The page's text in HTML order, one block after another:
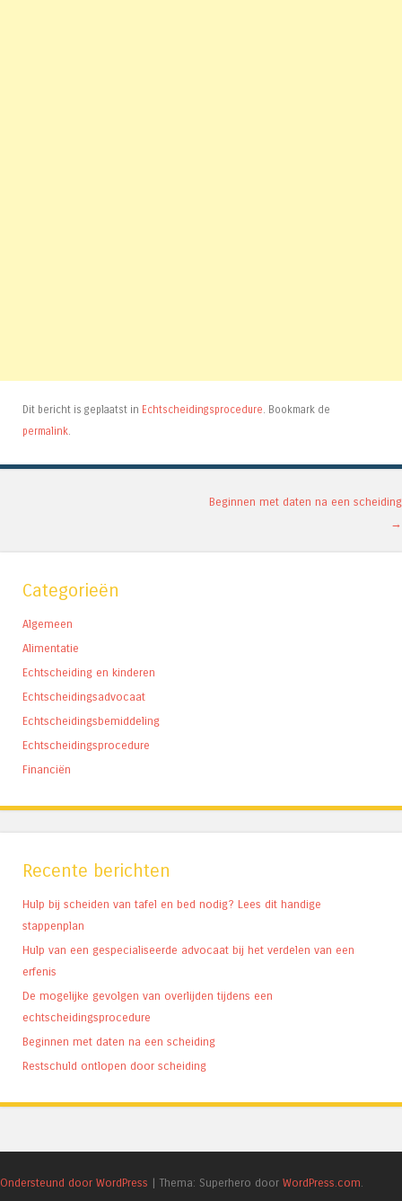
Dit bericht is geplaatst in Echtscheidingsprocedure. Bookmark de
permalink.
Beginnen met daten na een scheiding
→
Categorieën
Algemeen
Alimentatie
Echtscheiding en kinderen
Echtscheidingsadvocaat
Echtscheidingsbemiddeling
Echtscheidingsprocedure
Financiën
Recente berichten
Hulp bij scheiden van tafel en bed nodig? Lees dit handige
stappenplan
Hulp van een gespecialiseerde advocaat bij het verdelen van een
erfenis
De mogelijke gevolgen van overlijden tijdens een
echtscheidingsprocedure
Beginnen met daten na een scheiding
Restschuld ontlopen door scheiding
Ondersteund door WordPress | Thema: Superhero door WordPress.com